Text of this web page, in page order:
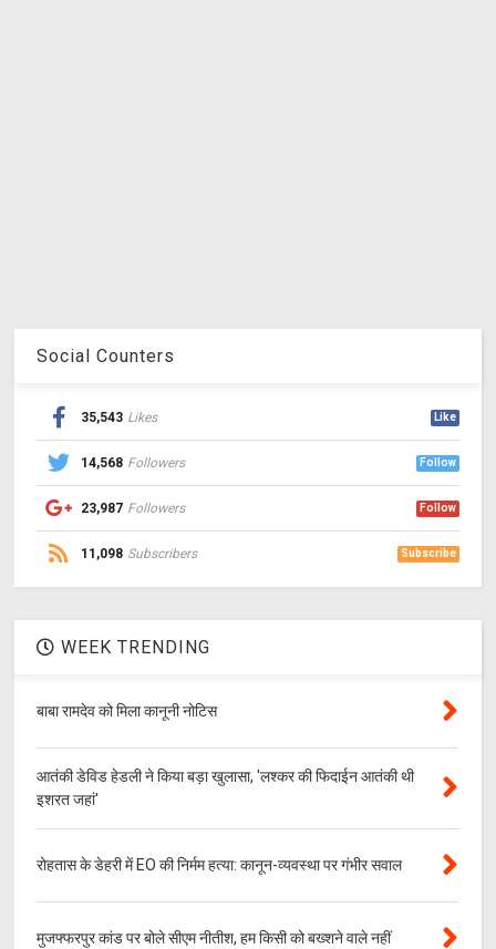
Social Counters
35,543 Likes Like
14,568 Followers Follow
23,987 Followers Follow
11,098 Subscribers Subscribe
WEEK TRENDING
बाबा रामदेव को मिला कानूनी नोटिस
आतंकी डेविड हेडली ने किया बड़ा खुलासा, 'लश्‍कर की फिदाईन आतंकी थी
इशरत जहां'
रोहतास के डेहरी में EO की निर्मम हत्या: कानून-व्यवस्था पर गंभीर सवाल
मुजफ्फरपुर कांड पर बोले सीएम नीतीश, हम किसी को बख्शने वाले नहीं